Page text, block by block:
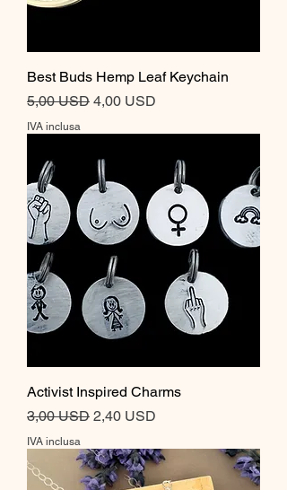
Best Buds Hemp Leaf Keychain
Prezzo regolare
5,00 USD Prezzo scontato
4,00 USD
IVA inclusa
Activist Inspired Charms
Prezzo regolare
3,00 USD Prezzo scontato
2,40 USD
IVA inclusa